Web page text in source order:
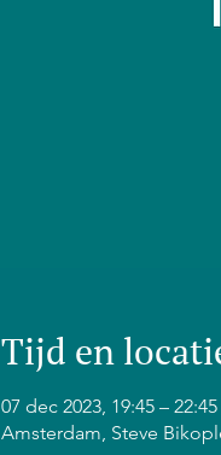
Tijd en
07 dec 2023, 19:45 – 22:45
Amsterdam, Steve